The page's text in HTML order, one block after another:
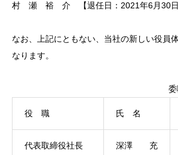
村 瀬 裕 介 【退任日：2021年6月30日
なお、上記にともない、当社の新しい役員
なります。
役 職 氏 名
代表取締役社長 深澤 充